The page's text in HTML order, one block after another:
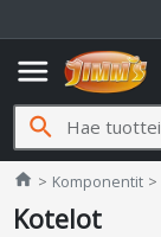
menu
search
home Jimms.fi
Komponentit
Kotelot